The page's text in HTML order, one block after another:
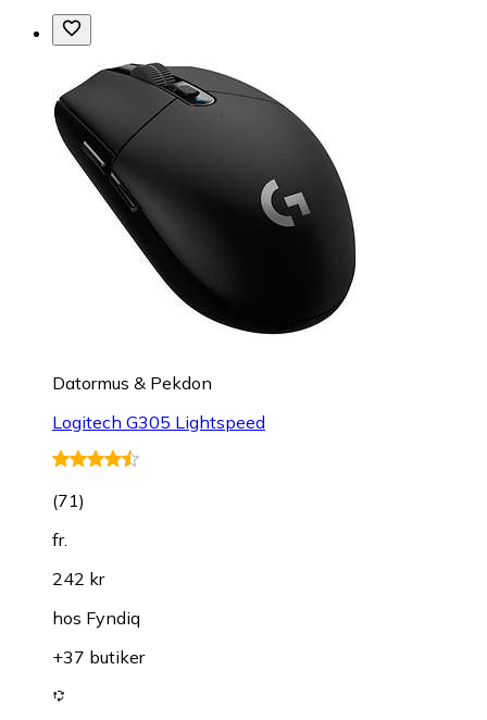
Datormus & Pekdon
Logitech G305 Lightspeed
(71)
fr.
242 kr
hos Fyndiq
+37 butiker